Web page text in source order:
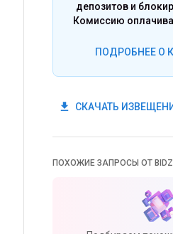
депозитов и
Комиссию
ПОДРОБНЕЕ О
get_app СКАЧАТЬ
ПОХОЖИЕ ЗАПРОСЫ ОТ